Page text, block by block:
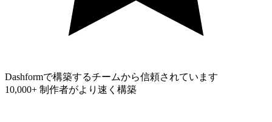
Dashformで構築するチームから信頼されています
10,000+ 制作者がより速く構築